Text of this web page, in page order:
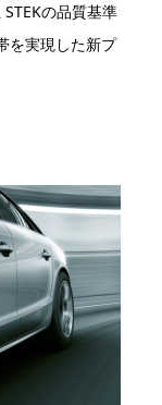
の品質基準
を実現した新プ